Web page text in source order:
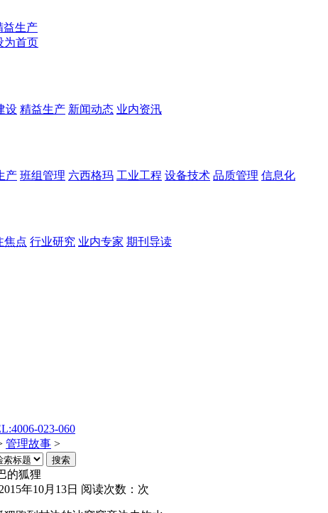
益生产
为首页
设 精益生产 新闻动态 业内资汛
产 班组管理 六西格玛 工业工程 设备技术 品质管理 信息化
焦点 行业研究 业内专家 期刊导读
管理故事 >
搜索
的狐狸
年10月13日 阅读次数： 次